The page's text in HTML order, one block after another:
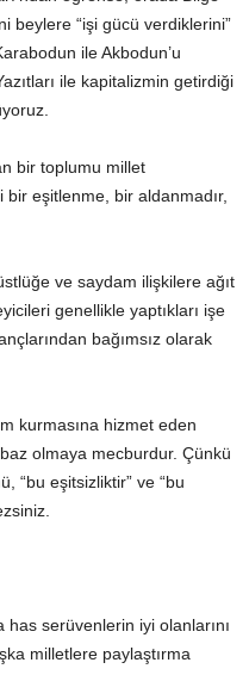
beylere “işi gücü verdiklerini”
ile Akbodun’u
ile kapitalizmin getirdiği
bir toplumu millet
eşitlenme, bir aldanmadır,
ve saydam ilişkilere ağıt
genellikle yaptıkları işe
bağımsız olarak
kurmasına hizmet eden
olmaya mecburdur. Çünkü
“bu eşitsizliktir” ve “bu
serüvenlerin iyi olanlarını
milletlere paylaştırma